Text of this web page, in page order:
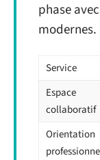
phase
modernes.
Service
Espace
collaboratif
Orientation